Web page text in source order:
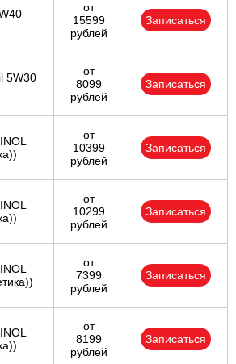
от
15599
рублей
Записаться
5W30
от
8099
рублей
Записаться
от
10399
рублей
Записаться
от
10299
рублей
Записаться
от
7399
рублей
Записаться
от
8199
рублей
Записаться